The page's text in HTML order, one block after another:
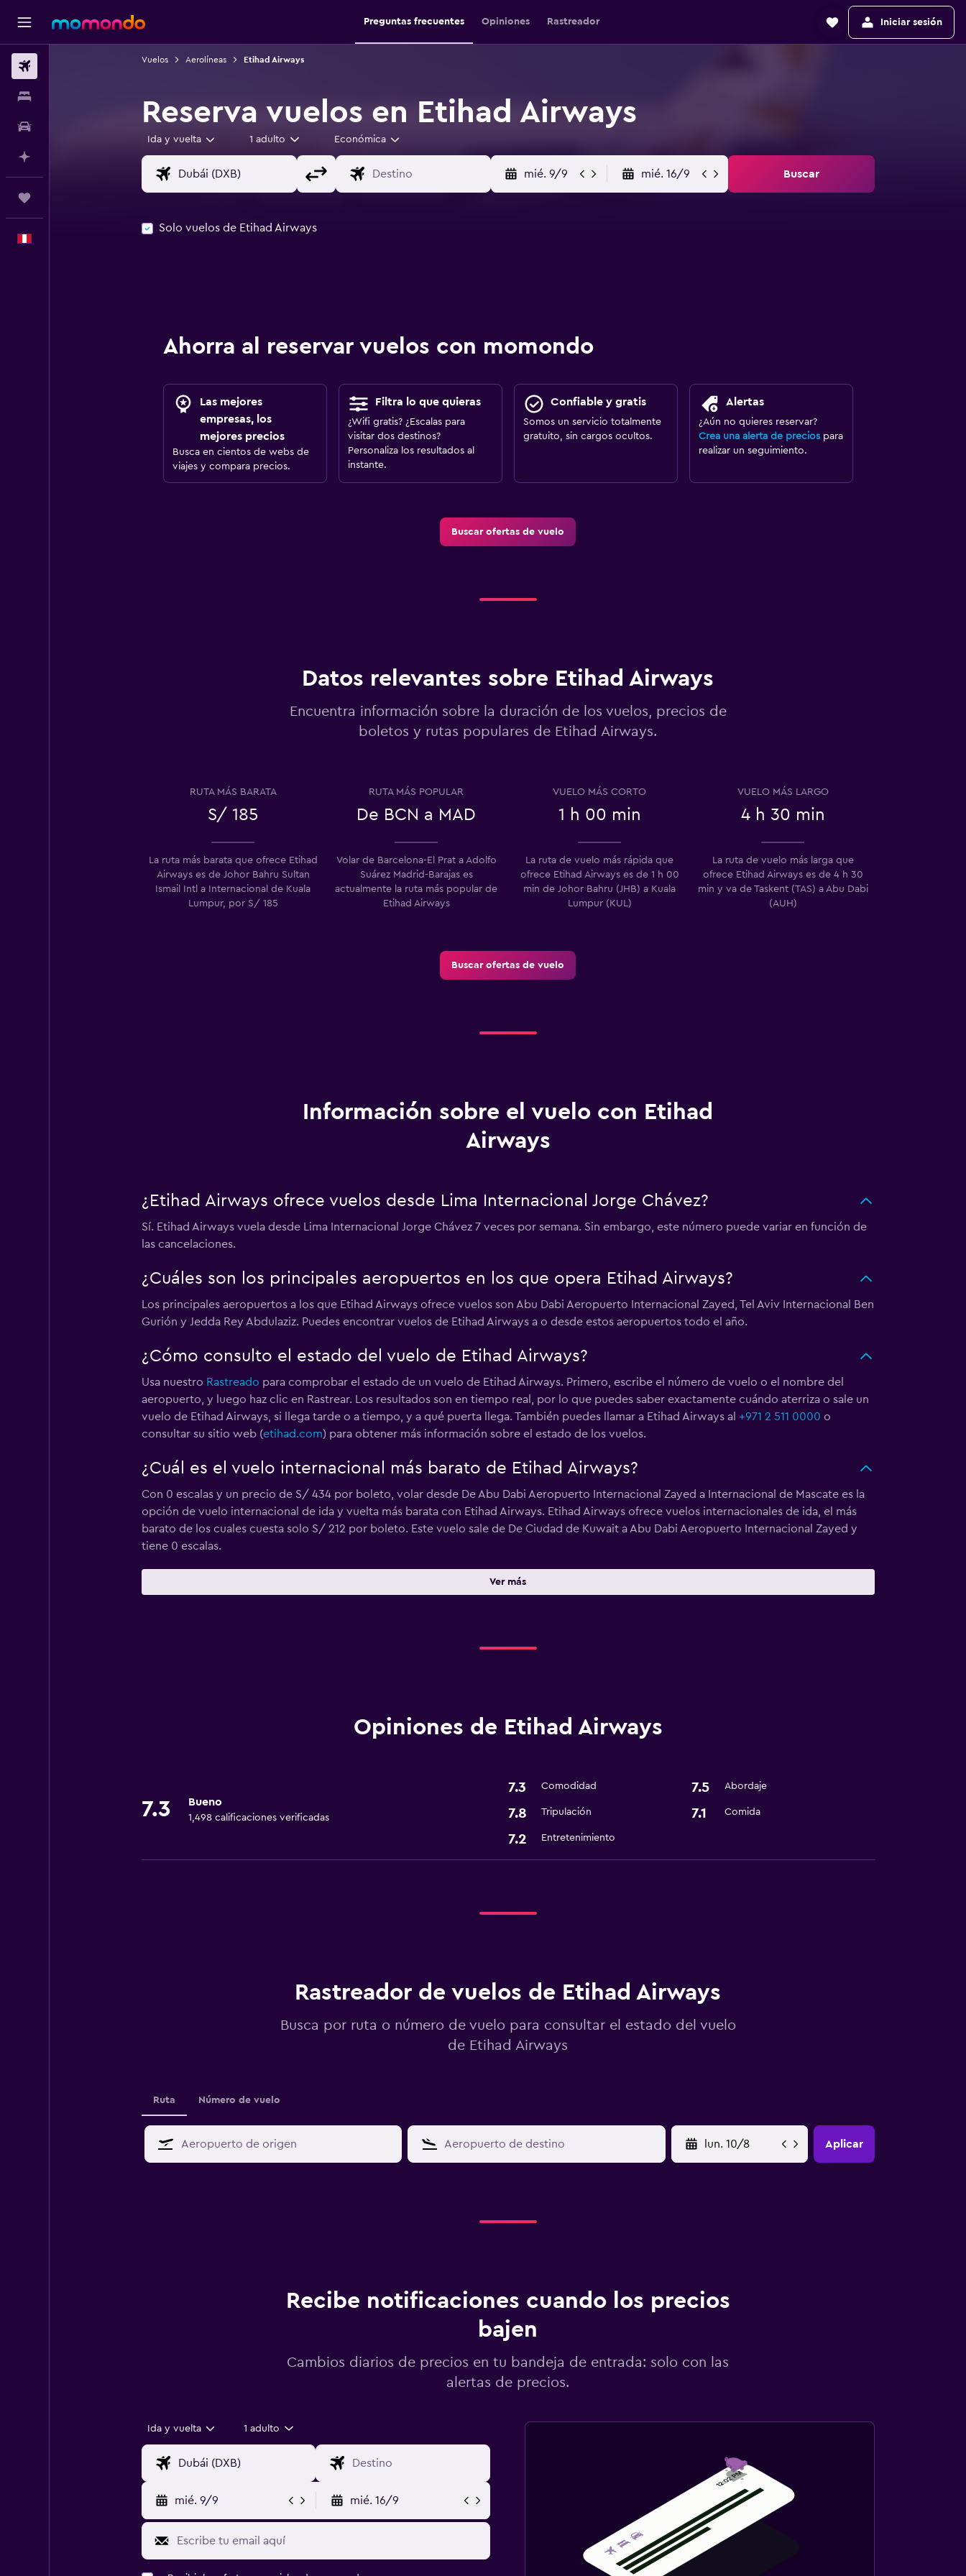
Preguntas frecuentes Opiniones Rastreador Iniciar sesión
Vuelos Aerolíneas Etihad Airways
Reserva vuelos en Etihad Airways
Ida y vuelta 1 adulto Económica
mié. 9/9 mié. 16/9 Buscar
Solo vuelos de Etihad Airways
Ahorra al reservar vuelos con momondo
Las mejores
empresas, los
mejores precios
Busca en cientos de webs de
viajes y compara precios.
Filtra lo que quieras
¿Wifi gratis? ¿Escalas para
visitar dos destinos?
Personaliza los resultados al
instante.
Confiable y gratis
Somos un servicio totalmente
gratuito, sin cargos ocultos.
Alertas
¿Aún no quieres reservar?
Crea una alerta de preciospara
realizar un seguimiento.
Buscar ofertas de vuelo
Datos relevantes sobre Etihad Airways
Encuentra información sobre la duración de los vuelos, precios de
boletos y rutas populares de Etihad Airways.
RUTA MÁS BARATA
S/ 185
RUTA MÁS POPULAR
De BCN a MAD
VUELO MÁS CORTO
1 h 00 min
VUELO MÁS LARGO
4 h 30 min
La ruta más barata que ofrece Etihad
Airways es de Johor Bahru Sultan
Ismail Intl a Internacional de Kuala
Lumpur, por S/ 185
Volar de Barcelona-El Prat a Adolfo
Suárez Madrid-Barajas es
actualmente la ruta más popular de
Etihad Airways
La ruta de vuelo más rápida que
ofrece Etihad Airways es de 1 h 00
min de Johor Bahru (JHB) a Kuala
Lumpur (KUL)
La ruta de vuelo más larga que
ofrece Etihad Airways es de 4 h 30
min y va de Taskent (TAS) a Abu Dabi
(AUH)
Buscar ofertas de vuelo
Información sobre el vuelo con Etihad
Airways
¿Etihad Airways ofrece vuelos desde Lima Internacional Jorge Chávez?
Sí. Etihad Airways vuela desde Lima Internacional Jorge Chávez 7 veces por semana. Sin embargo, este número puede variar en función de
las cancelaciones.
¿Cuáles son los principales aeropuertos en los que opera Etihad Airways?
Los principales aeropuertos a los que Etihad Airways ofrece vuelos son Abu Dabi Aeropuerto Internacional Zayed, Tel Aviv Internacional Ben
Gurión y Jedda Rey Abdulaziz. Puedes encontrar vuelos de Etihad Airways a o desde estos aeropuertos todo el año.
¿Cómo consulto el estado del vuelo de Etihad Airways?
Usa nuestro Rastreado para comprobar el estado de un vuelo de Etihad Airways. Primero, escribe el número de vuelo o el nombre del
aeropuerto, y luego haz clic en Rastrear. Los resultados son en tiempo real, por lo que puedes saber exactamente cuándo aterriza o sale un
vuelo de Etihad Airways, si llega tarde o a tiempo, y a qué puerta llega. También puedes llamar a Etihad Airways al +971 2 511 0000 o
consultar su sitio web (etihad.com) para obtener más información sobre el estado de los vuelos.
¿Cuál es el vuelo internacional más barato de Etihad Airways?
Con 0 escalas y un precio de S/ 434 por boleto, volar desde De Abu Dabi Aeropuerto Internacional Zayed a Internacional de Mascate es la
opción de vuelo internacional de ida y vuelta más barata con Etihad Airways. Etihad Airways ofrece vuelos internacionales de ida, el más
barato de los cuales cuesta solo S/ 212 por boleto. Este vuelo sale de De Ciudad de Kuwait a Abu Dabi Aeropuerto Internacional Zayed y
tiene 0 escalas.
Ver más
Opiniones de Etihad Airways
7.3 Bueno
1,498 calificaciones verificadas
7.3 Comodidad 7.5 Abordaje
7.8 Tripulación 7.1 Comida
7.2 Entretenimiento
Rastreador de vuelos de Etihad Airways
Busca por ruta o número de vuelo para consultar el estado del vuelo
de Etihad Airways
Ruta Número de vuelo
Aplicar
Recibe notificaciones cuando los precios
bajen
Cambios diarios de precios en tu bandeja de entrada: solo con las
alertas de precios.
Ida y vuelta 1 adulto
mié. 9/9 mié. 16/9